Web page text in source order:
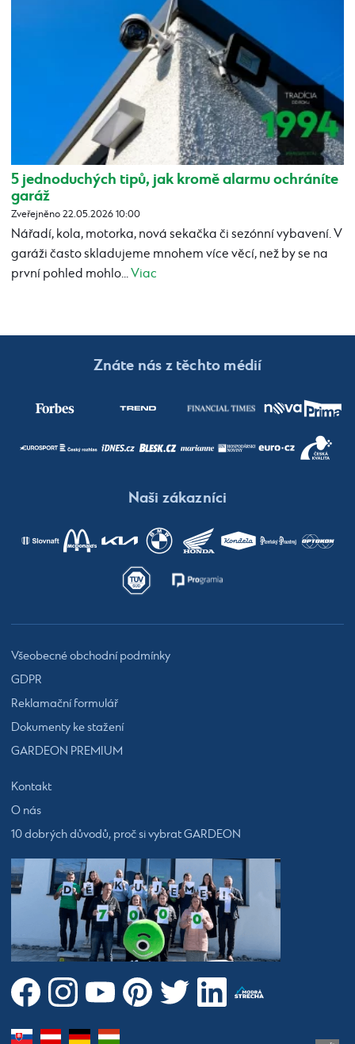
5 jednoduchých tipů, jak kromě alarmu ochráníte
garáž
Zveřejněno 22.05.2026 10:00
Nářadí, kola, motorka, nová sekačka či sezónní vybavení. V
garáži často skladujeme mnohem více věcí, než by se na
první pohled mohlo...Viac
Znáte nás z těchto médií
Naši zákazníci
Všeobecné obchodní podmínky
GDPR
Reklamační formulář
Dokumenty ke stažení
GARDEON PREMIUM
Kontakt
O nás
10 dobrých důvodů, proč si vybrat GARDEON